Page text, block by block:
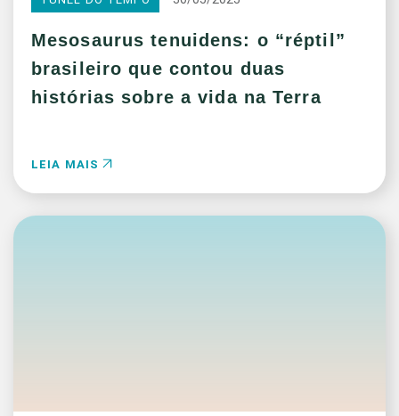
Mesosaurus tenuidens: o “réptil”
brasileiro que contou duas
histórias sobre a vida na Terra
LEIA MAIS